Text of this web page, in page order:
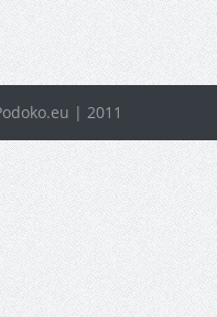
| 2011